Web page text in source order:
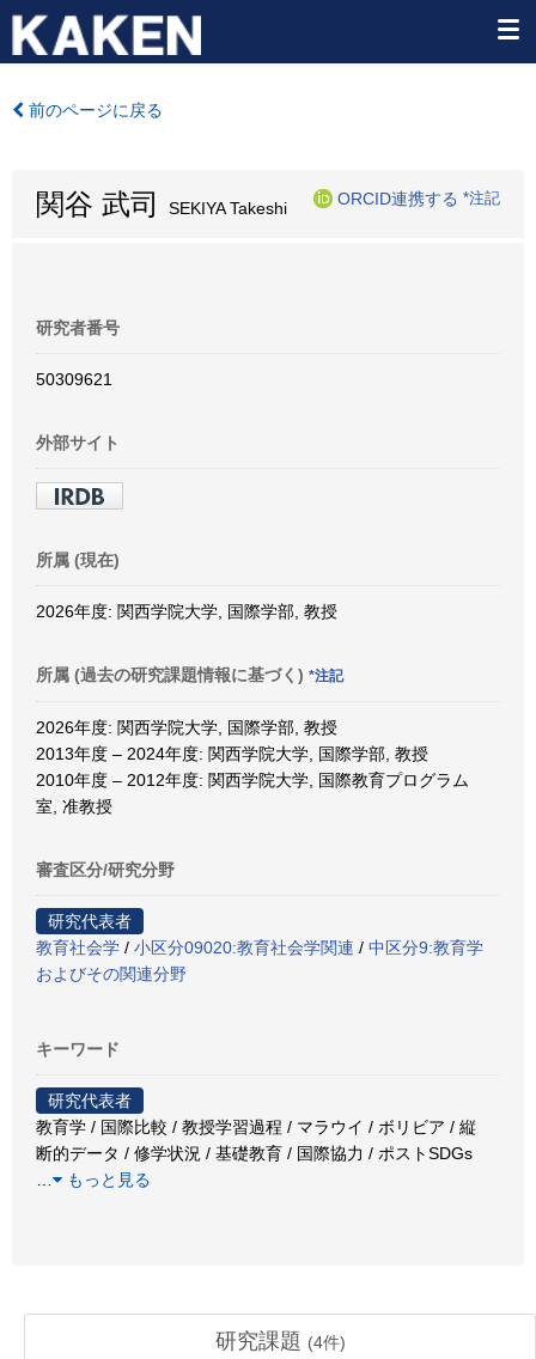
前のページに戻る
関谷 武司 SEKIYA Takeshi
ORCID連携する *注記
研究者番号
50309621
外部サイト
所属 (現在)
2026年度: 関西学院大学, 国際学部, 教授
所属 (過去の研究課題情報に基づく) *注記
2026年度: 関西学院大学, 国際学部, 教授
2013年度 – 2024年度: 関西学院大学, 国際学部, 教授
2010年度 – 2012年度: 関西学院大学, 国際教育プログラム
室, 准教授
審査区分/研究分野
研究代表者
教育社会学 / 小区分09020:教育社会学関連 / 中区分9:教育学
およびその関連分野
キーワード
研究代表者
教育学 / 国際比較 / 教授学習過程 / マラウイ / ボリビア / 縦
断的データ / 修学状況 / 基礎教育 / 国際協力 / ポストSDGs
もっと見る
研究課題 (4件)